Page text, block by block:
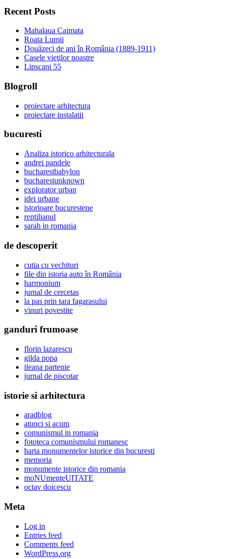
Recent Posts
Mahalaua Caimata
Roata Lumii
Douăzeci de ani în România (1889-1911)
Casele vieţilor noastre
Lipscani 55
Blogroll
proiectare arhitectura
proiectare instalatii
bucuresti
Analiza istorico arhitecturala
andrei pandele
bucharestbabylon
bucharestunknown
explorator urban
idei urbane
istorioare bucurestene
reptilianul
sarah in romania
de descoperit
cutia cu vechituri
file din istoria auto în România
harmonium
jurnal de cercetas
la pas prin tara fagarasului
vinuri povestite
ganduri frumoase
florin lazarescu
gilda popa
ileana partenie
jurnal de piscotar
istorie si arhitectura
aradblog
atunci si acum
comunismul in romania
fototeca comunismului romanesc
harta monumentelor istorice din bucuresti
memoria
monumente istorice din romania
moNUmenteUITATE
octav doicescu
Meta
Log in
Entries feed
Comments feed
WordPress.org